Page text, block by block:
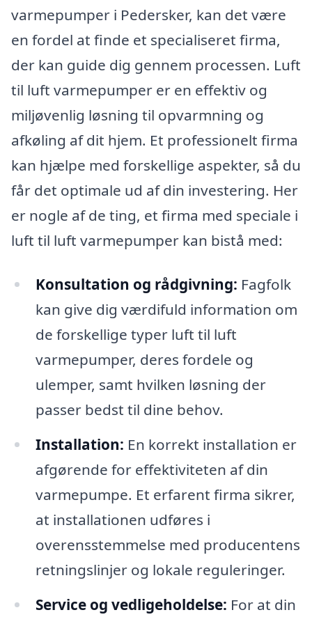
varmepumper i Pedersker, kan det være
en fordel at finde et specialiseret firma,
der kan guide dig gennem processen. Luft
til luft varmepumper er en effektiv og
miljøvenlig løsning til opvarmning og
afkøling af dit hjem. Et professionelt firma
kan hjælpe med forskellige aspekter, så du
får det optimale ud af din investering. Her
er nogle af de ting, et firma med speciale i
luft til luft varmepumper kan bistå med:
Konsultation og rådgivning: Fagfolk
kan give dig værdifuld information om
de forskellige typer luft til luft
varmepumper, deres fordele og
ulemper, samt hvilken løsning der
passer bedst til dine behov.
Installation: En korrekt installation er
afgørende for effektiviteten af din
varmepumpe. Et erfarent firma sikrer,
at installationen udføres i
overensstemmelse med producentens
retningslinjer og lokale reguleringer.
Service og vedligeholdelse: For at din